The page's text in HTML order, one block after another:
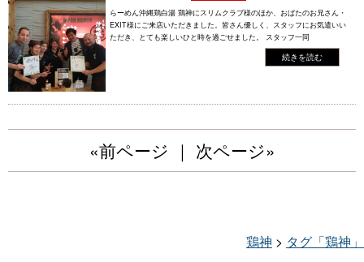
アレルギーについて
店舗情報
店舗一覧
メディア紹介
お取り寄せ
らーめん沖縄鶏白湯 鶏神にスリムクラブ様のほか、おばたのお兄さん・
EXIT様にご来店いただきました。皆さん優しく、スタッフにお気遣いい
ただき、とても楽しいひと時を過ごせました。 スタッフ一同
続きを読む
«前ページ ｜ 次ページ»
鶏神 > タグ「鶏神」